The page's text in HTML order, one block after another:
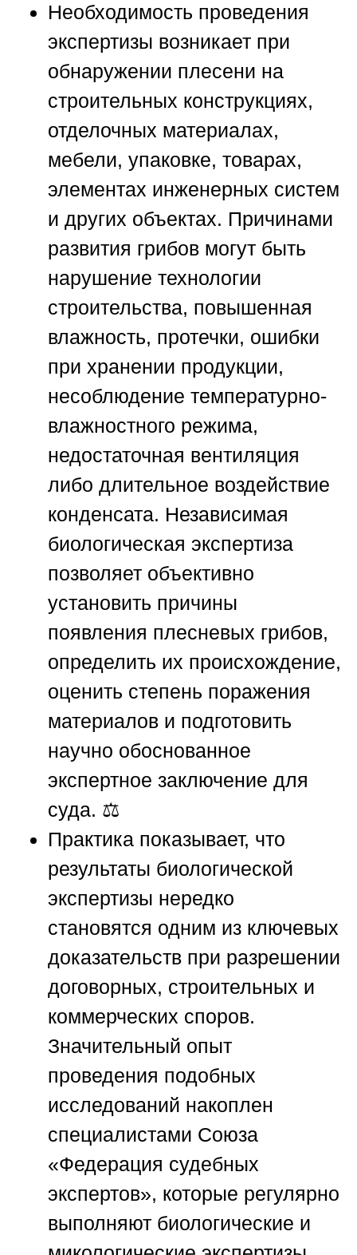
Необходимость проведения
экспертизы возникает при
обнаружении плесени на
строительных конструкциях,
отделочных материалах,
мебели, упаковке, товарах,
элементах инженерных систем
и других объектах. Причинами
развития грибов могут быть
нарушение технологии
строительства, повышенная
влажность, протечки, ошибки
при хранении продукции,
несоблюдение температурно-
влажностного режима,
недостаточная вентиляция
либо длительное воздействие
конденсата. Независимая
биологическая экспертиза
позволяет объективно
установить причины
появления плесневых грибов,
определить их происхождение,
оценить степень поражения
материалов и подготовить
научно обоснованное
экспертное заключение для
суда. ⚖️
Практика показывает, что
результаты биологической
экспертизы нередко
становятся одним из ключевых
доказательств при разрешении
договорных, строительных и
коммерческих споров.
Значительный опыт
проведения подобных
исследований накоплен
специалистами Союза
«Федерация судебных
экспертов», которые регулярно
выполняют биологические и